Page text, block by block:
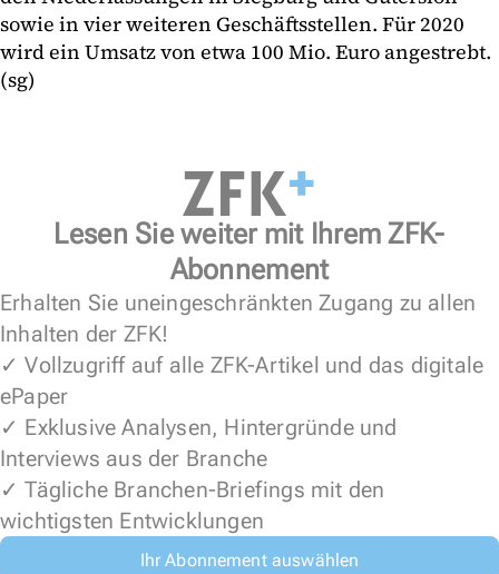
sowie in vier weiteren Geschäftsstellen. Für 2020
wird ein Umsatz von etwa 100 Mio. Euro angestrebt.
(sg)
Lesen Sie weiter mit Ihrem ZFK-
Abonnement
Erhalten Sie uneingeschränkten Zugang zu allen
Inhalten der ZFK!
✓ Vollzugriff auf alle ZFK-Artikel und das digitale
ePaper
✓ Exklusive Analysen, Hintergründe und
Interviews aus der Branche
✓ Tägliche Branchen-Briefings mit den
wichtigsten Entwicklungen
Ihr Abonnement auswählen